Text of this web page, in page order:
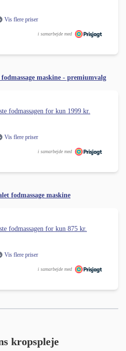
Vis flere priser
i samarbejde med
fodmassage maskine - premiumvalg
fodmassagen for kun 1999 kr.
Vis flere priser
i samarbejde med
fodmassage maskine
fodmassagen for kun 875 kr.
Vis flere priser
i samarbejde med
kropspleje